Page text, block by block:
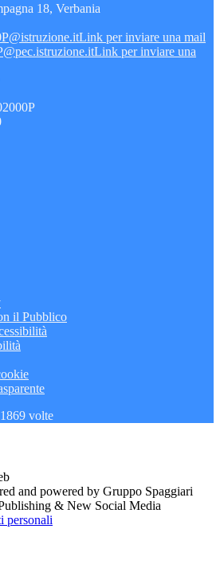
18, Verbania
Link per inviare una mail
Link per inviare una
il Pubblico
1869 volte
and powered by Gruppo Spaggiari
& New Social Media
personali